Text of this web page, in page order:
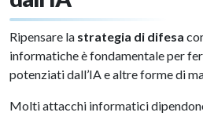
Ripensare la strategia di difesa
informatiche è fondamentale per
potenziati dall’IA e altre forme di
Molti attacchi informatici